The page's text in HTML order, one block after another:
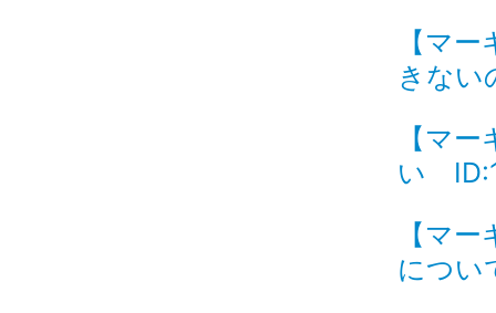
【マ
きな
【マ
い
【マ
につ